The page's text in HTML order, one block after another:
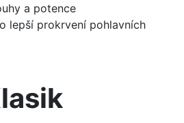
a potence
lepší prokrvení pohlavních